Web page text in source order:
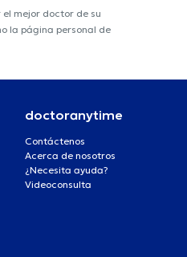
mejor doctor de su
la página personal de
doctoranytime
Contáctenos
Acerca de nosotros
¿Necesita ayuda?
Videoconsulta